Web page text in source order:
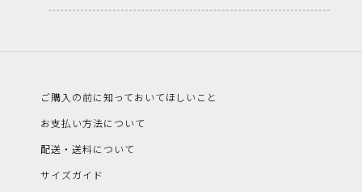
ご購入の前に知っておいてほしいこと
お支払い方法について
配送・送料について
サイズガイド